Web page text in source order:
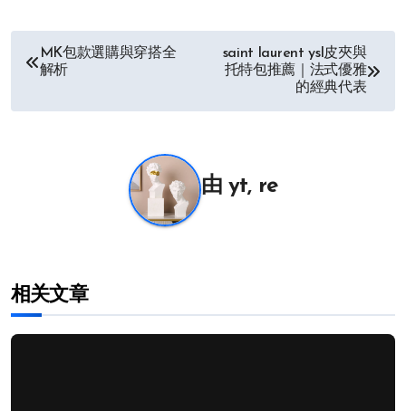
文 MK包款選購與穿搭全
解析
saint laurent ysl皮夾與
托特包推薦｜法式優雅
的經典代表
由yt, re
相关文章